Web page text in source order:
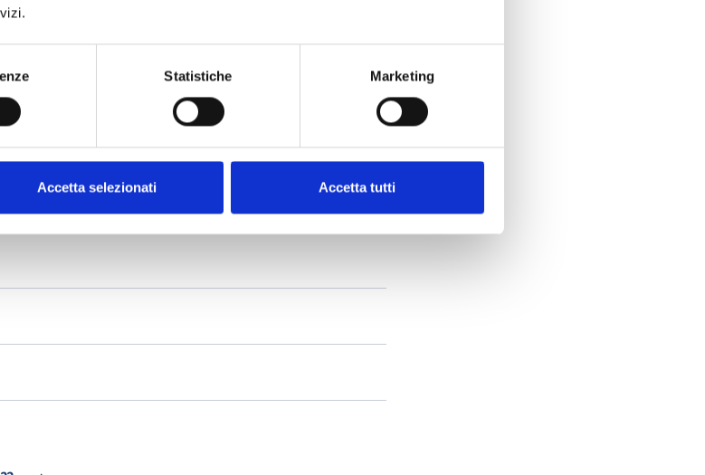
Statistiche Marketing
Accetta selezionati Accetta tutti